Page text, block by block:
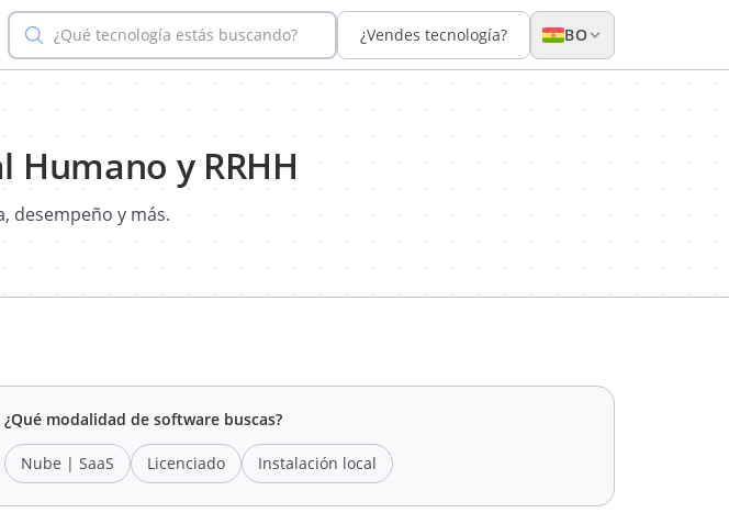
¿Qué tecnología estás buscando? ¿Vendes tecnología? BO
y RRHH
desempeño y más.
¿Qué modalidad de software buscas?
Nube | SaaS Licenciado Instalación local